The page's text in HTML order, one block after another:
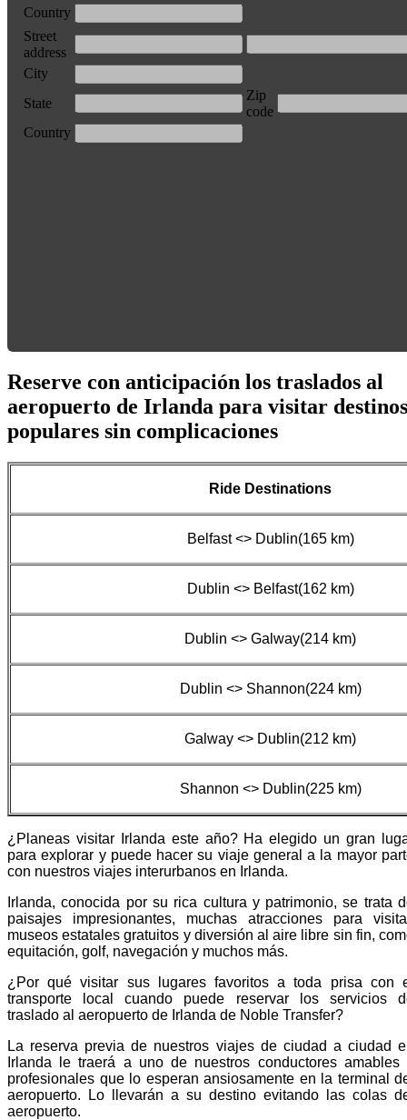
Country
Street
address
City
State
Zip
code
Country
Reserve con anticipación los traslados al
aeropuerto de Irlanda para visitar destinos
populares sin complicaciones
Ride Destinations
Belfast <> Dublin(165 km)
Dublin <> Belfast(162 km)
Dublin <> Galway(214 km)
Dublin <> Shannon(224 km)
Galway <> Dublin(212 km)
Shannon <> Dublin(225 km)
¿Planeas visitar Irlanda este año? Ha elegido un gran
para explorar y puede hacer su viaje general a la mayor
con nuestros viajes interurbanos en Irlanda.
Irlanda, conocida por su rica cultura y patrimonio, se trata
paisajes impresionantes, muchas atracciones para
museos estatales gratuitos y diversión al aire libre sin fin,
equitación, golf, navegación y muchos más.
¿Por qué visitar sus lugares favoritos a toda prisa con
transporte local cuando puede reservar los servicios
traslado al aeropuerto de Irlanda de Noble Transfer?
La reserva previa de nuestros viajes de ciudad a ciudad
Irlanda le traerá a uno de nuestros conductores amables
profesionales que lo esperan ansiosamente en la terminal
aeropuerto. Lo llevarán a su destino evitando las colas
aeropuerto.